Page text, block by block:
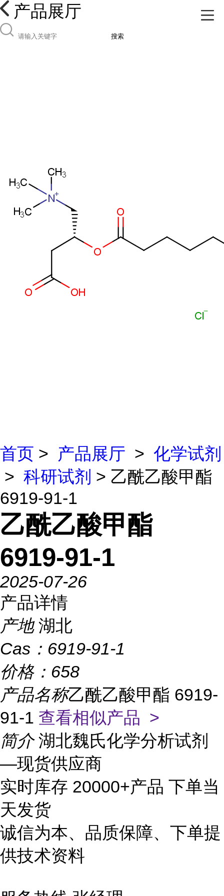
产品展厅
搜索
首页 > 产品展厅 > 化学试剂
> 科研试剂 > 乙酰乙酸甲酯
6919-91-1
乙酰乙酸甲酯
6919-91-1
2025-07-26
产品详情
产地 湖北
Cas： 6919-91-1
价格： 658
产品名称乙酰乙酸甲酯 6919-
91-1 查看相似产品 >
简介 湖北魏氏化学分析试剂
—现货供应商
实时库存 20000+产品 下单当
天发货
诚信为本、品质保障、下单提
供技术资料